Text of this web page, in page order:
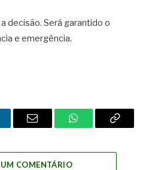
decisão. Será garantido o
e emergência.
Email WhatsAppCopy
COMENTÁRIO